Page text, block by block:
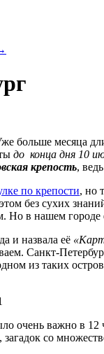
больше месяца
до конца дня 10
крепость,
по крепости, но
без сухих
в нашем городе
и назвала её
Санкт-
из таких
очень важно в
загадок со